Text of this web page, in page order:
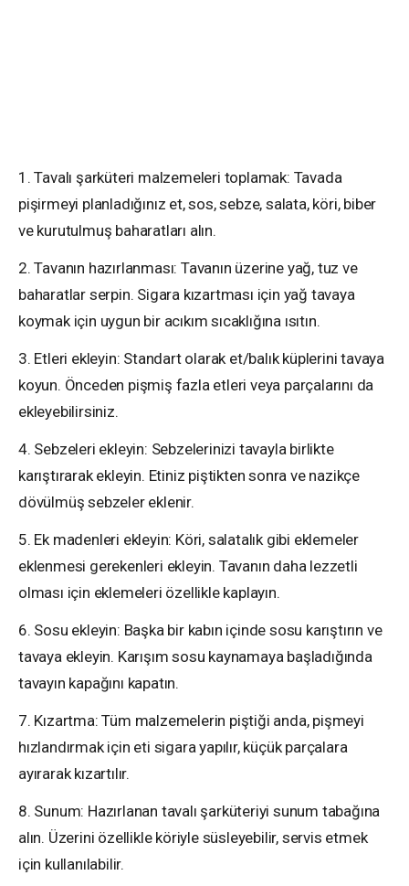
1. Tavalı şarküteri malzemeleri toplamak: Tavada
pişirmeyi planladığınız et, sos, sebze, salata, köri, biber
ve kurutulmuş baharatları alın.
2. Tavanın hazırlanması: Tavanın üzerine yağ, tuz ve
baharatlar serpin. Sigara kızartması için yağ tavaya
koymak için uygun bir acıkım sıcaklığına ısıtın.
3. Etleri ekleyin: Standart olarak et/balık küplerini tavaya
koyun. Önceden pişmiş fazla etleri veya parçalarını da
ekleyebilirsiniz.
4. Sebzeleri ekleyin: Sebzelerinizi tavayla birlikte
karıştırarak ekleyin. Etiniz piştikten sonra ve nazikçe
dövülmüş sebzeler eklenir.
5. Ek madenleri ekleyin: Köri, salatalık gibi eklemeler
eklenmesi gerekenleri ekleyin. Tavanın daha lezzetli
olması için eklemeleri özellikle kaplayın.
6. Sosu ekleyin: Başka bir kabın içinde sosu karıştırın ve
tavaya ekleyin. Karışım sosu kaynamaya başladığında
tavayın kapağını kapatın.
7. Kızartma: Tüm malzemelerin piştiği anda, pişmeyi
hızlandırmak için eti sigara yapılır, küçük parçalara
ayırarak kızartılır.
8. Sunum: Hazırlanan tavalı şarküteriyi sunum tabağına
alın. Üzerini özellikle köriyle süsleyebilir, servis etmek
için kullanılabilir.